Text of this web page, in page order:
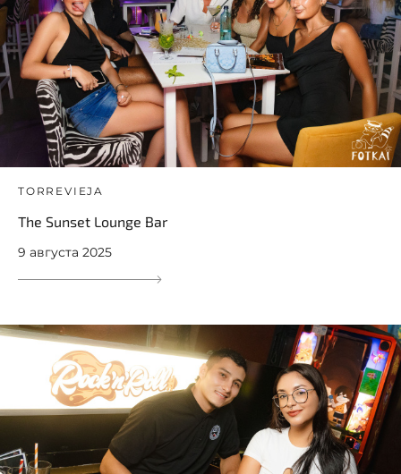
TORREVIEJA
The Sunset Lounge Bar
9 августа 2025